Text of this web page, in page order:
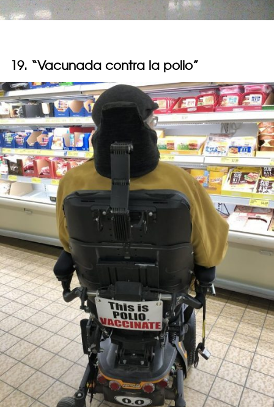
19. “Vacunada contra la polio”